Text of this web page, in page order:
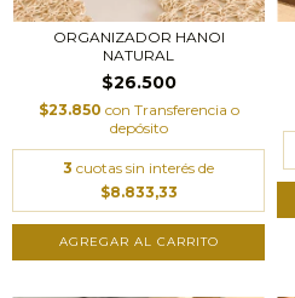
ORGANIZADOR HANOI
NATURAL
$26.500
$23.850 con Transferencia o
depósito
3 cuotas sin interés de
$8.833,33